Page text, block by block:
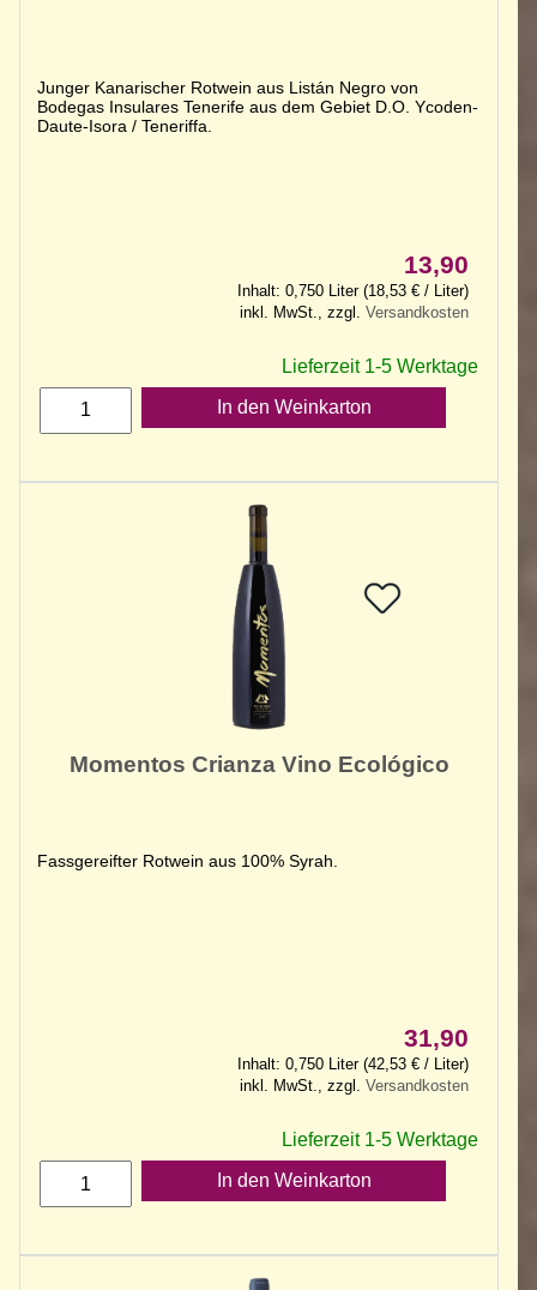
Junger Kanarischer Rotwein aus Listán Negro von
Bodegas Insulares Tenerife aus dem Gebiet D.O. Ycoden-
Daute-Isora / Teneriffa.
13,90
Inhalt: 0,750 Liter (18,53 € / Liter)
inkl. MwSt., zzgl.Versandkosten
Lieferzeit 1-5 Werktage
In den Weinkarton
Momentos Crianza Vino Ecológico
Fassgereifter Rotwein aus 100% Syrah.
31,90
Inhalt: 0,750 Liter (42,53 € / Liter)
inkl. MwSt., zzgl.Versandkosten
Lieferzeit 1-5 Werktage
In den Weinkarton